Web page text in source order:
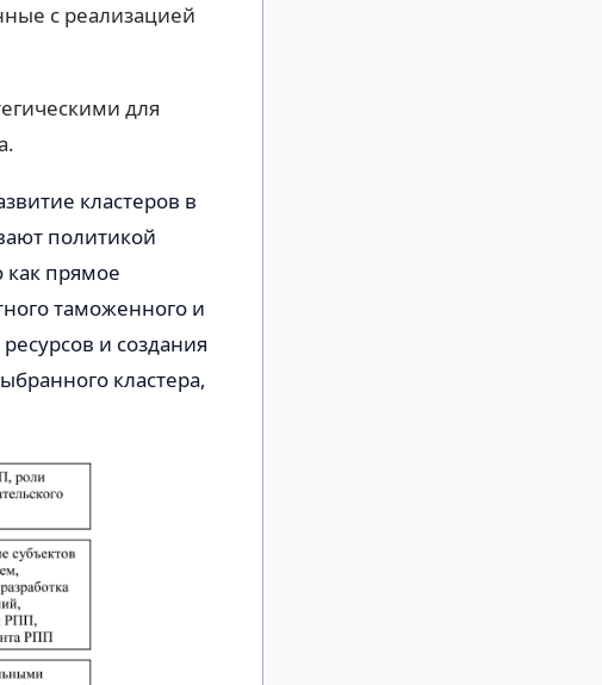
с реализацией
для
кластеров в
политикой
прямое
таможенного и
и создания
кластера,